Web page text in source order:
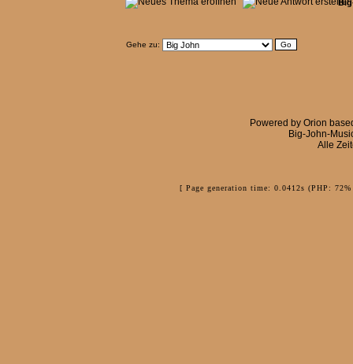
Gehe zu:
Powered by Orion
Big-John-
Alle
[ Page generation time: 0.0412s (PHP: